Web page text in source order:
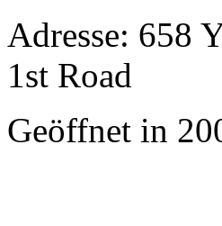
Adresse: 658
1st Road
Geöffnet in